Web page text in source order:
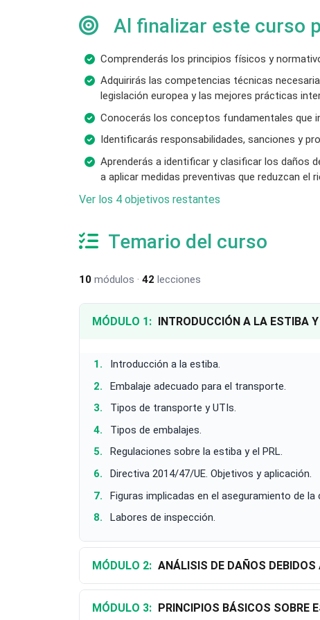
Al finalizar este curso
Comprenderás los principios físicos y
Adquirirás las competencias técnicas
legislación europea y las mejores prácticas
Conocerás los conceptos fundamentales que
Identificarás responsabilidades, sanciones y
Aprenderás a identificar y clasificar los daños
a aplicar medidas preventivas que reduzcan el
Ver los 4 objetivos restantes
Temario del curso
10 módulos · 42 lecciones
MÓDULO 1: INTRODUCCIÓN A LA ESTIBA
Introducción a la estiba.
Embalaje adecuado para el transporte.
Tipos de transporte y UTIs.
Tipos de embalajes.
Regulaciones sobre la estiba y el PRL.
Directiva 2014/47/UE. Objetivos y aplicación.
Figuras implicadas en el aseguramiento de la
Labores de inspección.
MÓDULO 2: ANÁLISIS DE DAÑOS
MÓDULO 3: PRINCIPIOS BÁSICOS SOBRE